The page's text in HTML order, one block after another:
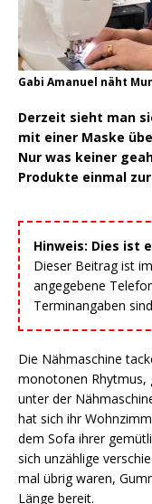
Gabi Amanuel näht
Derzeit sieht man
mit einer Maske
Nur was keiner
Produkte einmal
Hinweis: Dies ist
Dieser Beitrag ist
angegebene
Terminangaben
Die Nähmaschine
monotonen Rhytmus,
unter der
hat sich ihr
dem Sofa ihrer
sich unzählige
mal übrig waren,
Länge bereit.